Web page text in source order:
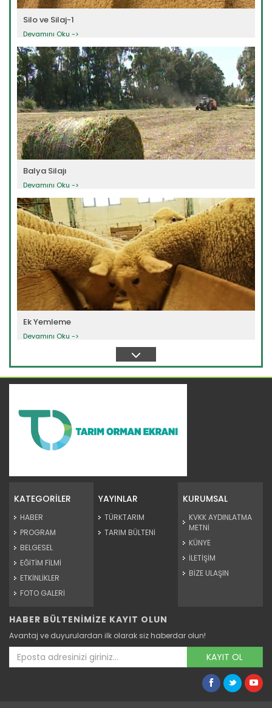
Silo ve Silaj-1
Devamını Oku ->
Balya Silajı
Devamını Oku ->
Ek Yemleme
Devamını Oku ->
Yem Bitkileri
Devamını Oku ->
KATEGORİLER
HABER
PROGRAM
BELGESEL
EĞİTİM FİLMİ
ETKİNLİKLER
FOTO GALERİ
YAYINLAR
TÜRKTARIM
TARIM BÜLTENİ
KURUMSAL
KVKK AYDINLATMA
METNİ
KÜNYE
İLETİŞİM
BİZE ULAŞIN
HABER BÜLTENİMİZE KAYIT OLUN
Avantaj ve duyurulardan ilk olarak siz haberdar olun!
KAYIT OL